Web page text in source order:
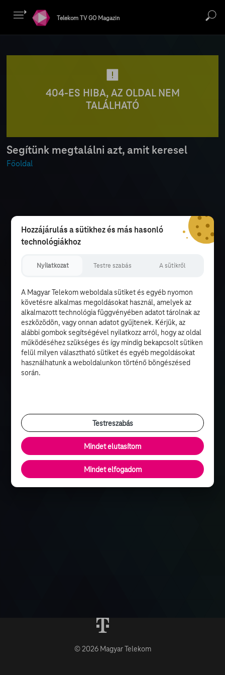
Telekom TV GO Magazin
404-ES HIBA, AZ OLDAL NEM
TALÁLHATÓ
Segítünk megtalálni azt, amit keresel
Főoldal
© 2026 Magyar Telekom
Hozzájárulás a sütikhez és más hasonló
technológiákhoz
Nyilatkozat Testre szabás A sütikről
A Magyar Telekom weboldala sütiket és egyéb nyomon
követésre alkalmas megoldásokat használ, amelyek az
alkalmazott technológia függvényében adatot tárolnak az
eszközödön, vagy onnan adatot gyűjtenek. Kérjük, az
alábbi gombok segítségével nyilatkozz arról, hogy az oldal
működéséhez szükséges és így mindig bekapcsolt sütiken
felül milyen választható sütiket és egyéb megoldásokat
használhatunk a weboldalunkon történő böngészésed
során.
Testreszabás
Mindet elutasítom
Mindet elfogadom